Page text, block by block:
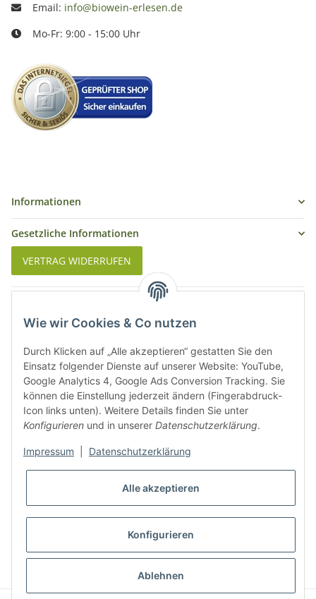
Wie wir Cookies & Co nutzen
Durch Klicken auf „Alle akzeptieren“ gestatten Sie den
Einsatz folgender Dienste auf unserer Website: YouTube,
Google Analytics 4, Google Ads Conversion Tracking. Sie
können die Einstellung jederzeit ändern (Fingerabdruck-
Icon links unten). Weitere Details finden Sie unter
Konfigurieren und in unserer Datenschutzerklärung.
Impressum Datenschutzerklärung
Alle akzeptieren
Konfigurieren
Ablehnen
Email: info@biowein-erlesen.de
Mo-Fr: 9:00 - 15:00 Uhr
Informationen
Gesetzliche Informationen
VERTRAG WIDERRUFEN
Weinbauregionen und Weinbaugebiete in Österreich
Weiße Rebsorten
Rote Rebsorten
* Alle Preise inkl. gesetzlicher USt., zzgl.Versand